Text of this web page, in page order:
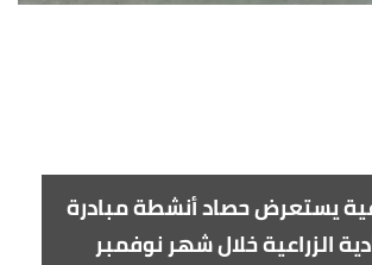
يستعرض حصاد أنشطة مبادرة
الزراعية خلال شهر نوفمبر